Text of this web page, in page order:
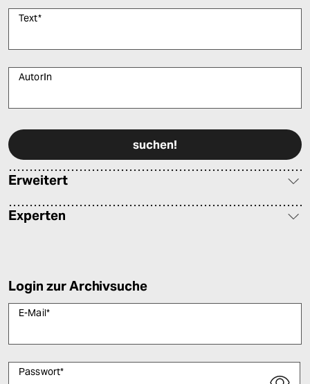
Text*
AutorIn
Erweitert
Experten
Login zur Archivsuche
E-Mail*
Passwort*